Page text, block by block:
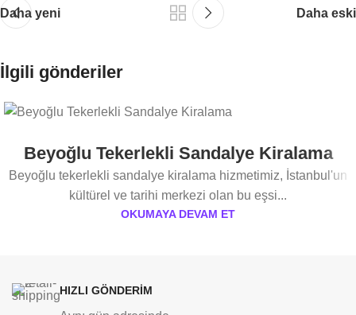
Daha yeni Daha eski
İlgili gönderiler
Beyoğlu Tekerlekli Sandalye Kiralama
Beyoğlu tekerlekli sandalye kiralama hizmetimiz, İstanbul'un
kültürel ve tarihi merkezi olan bu eşsi...
OKUMAYA DEVAM ET
HIZLI GÖNDERİM